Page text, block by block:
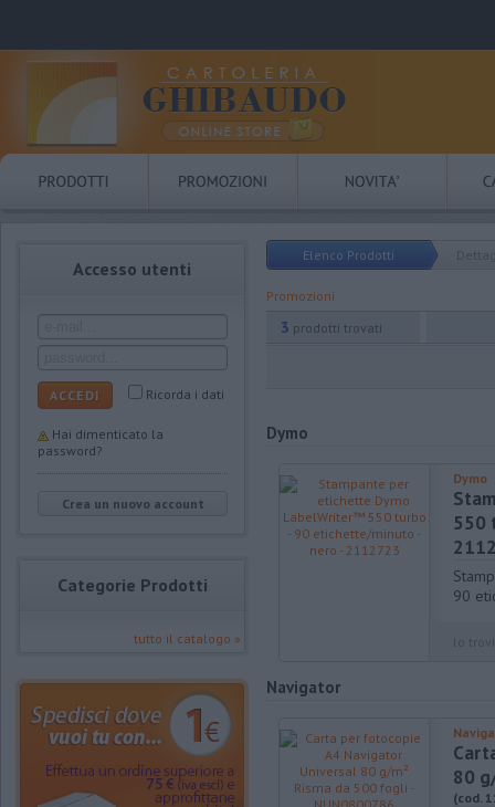
Accesso utenti
ACCEDI Ricorda i dati
Hai dimenticato la
password?
Crea un nuovo account
Categorie Prodotti
tutto il catalogo »
Elenco Prodotti
Promozioni
3 prodotti trovati
Dymo
Dymo
550
90
Navigator
80
(cod.